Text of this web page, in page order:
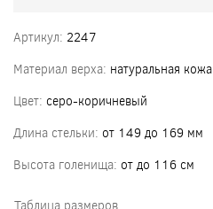
Артикул: 2247
Материал верха: натуральная кожа
Цвет: серо-коричневый
Длина стельки: от 149 до 169 мм
Высота голенища: от до 116 см
Таблица размеров